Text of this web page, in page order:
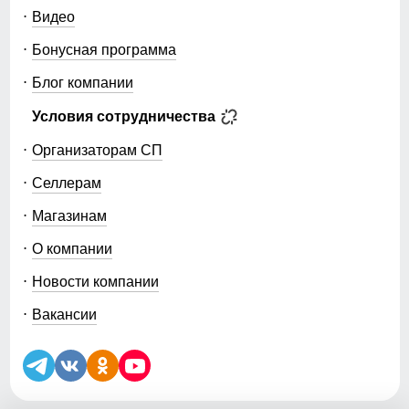
карманы сохраняют вещи под рукой, а внутренние
лямки позволяют носить парку на плечах в
помещении — удобно в школе и торговых центрах.
Родителям — практичность и защита от холода,
Видео
Бонусная программа
Блог компании
Условия сотрудничества
Организаторам СП
Селлерам
Магазинам
О компании
Новости компании
Вакансии